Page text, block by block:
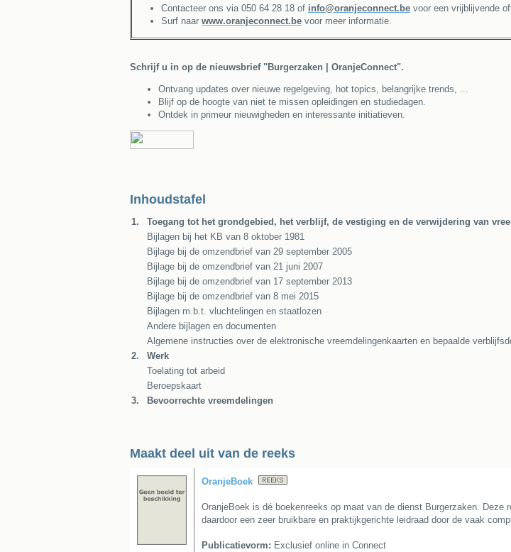
Contacteer ons via 050 64 28 18 of info@oranjeconnect.be voor een vrijblijvende
Surf naar www.oranjeconnect.be voor meer informatie.
Schrijf u in op de nieuwsbrief "Burgerzaken | OranjeConnect".
Ontvang updates over nieuwe regelgeving, hot topics, belangrijke trends, ...
Blijf op de hoogte van niet te missen opleidingen en studiedagen.
Ontdek in primeur nieuwigheden en interessante initiatieven.
Inhoudstafel
1.
Toegang tot het grondgebied, het verblijf, de vestiging en de verwijdering van
Bijlagen bij het KB van 8 oktober 1981
Bijlage bij de omzendbrief van 29 september 2005
Bijlage bij de omzendbrief van 21 juni 2007
Bijlage bij de omzendbrief van 17 september 2013
Bijlage bij de omzendbrief van 8 mei 2015
Bijlagen m.b.t. vluchtelingen en staatlozen
Andere bijlagen en documenten
Algemene instructies over de elektronische vreemdelingenkaarten en bepaalde
2.
Werk
Toelating tot arbeid
Beroepskaart
3.
Bevoorrechte vreemdelingen
Maakt deel uit van de reeks
OranjeBoek
OranjeBoek is dé boekenreeks op maat van de dienst Burgerzaken.
daardoor een zeer bruikbare en praktijkgerichte leidraad door de vaak
Publicatievorm: Exclusief online in Connect